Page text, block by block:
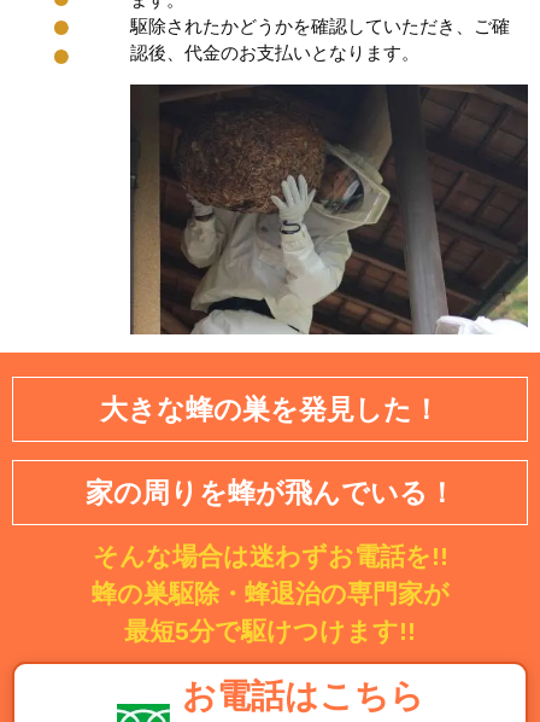
駆除されたかどうかを確認していただき、ご確
認後、代金のお支払いとなります。
大きな蜂の巣を発見した！
家の周りを蜂が飛んでいる！
そんな場合は迷わずお電話を!!
蜂の巣駆除・蜂退治の専門家が
最短5分で駆けつけます!!
お電話はこちら